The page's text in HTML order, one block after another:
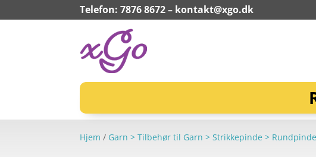
Telefon: 7876 8672 – kontakt@xgo.dk
Hjem / Garn > Tilbehør til Garn > Strikkepinde >